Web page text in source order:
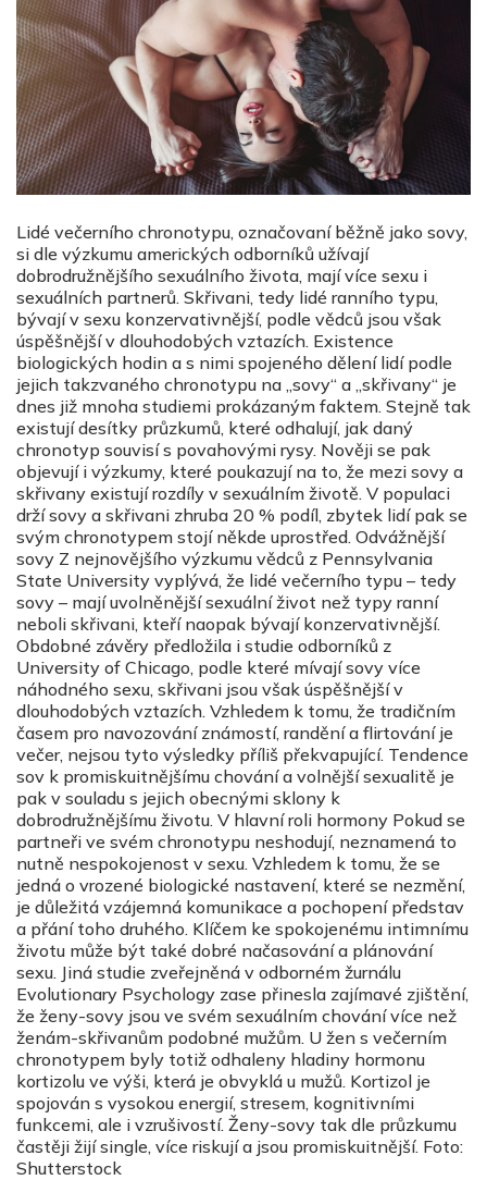
Lidé večerního chronotypu, označovaní běžně jako sovy,
si dle výzkumu amerických odborníků užívají
dobrodružnějšího sexuálního života, mají více sexu i
sexuálních partnerů. Skřivani, tedy lidé ranního typu,
bývají v sexu konzervativnější, podle vědců jsou však
úspěšnější v dlouhodobých vztazích. Existence
biologických hodin a s nimi spojeného dělení lidí podle
jejich takzvaného chronotypu na „sovy“ a „skřivany“ je
dnes již mnoha studiemi prokázaným faktem. Stejně tak
existují desítky průzkumů, které odhalují, jak daný
chronotyp souvisí s povahovými rysy. Nověji se pak
objevují i výzkumy, které poukazují na to, že mezi sovy a
skřivany existují rozdíly v sexuálním životě. V populaci
drží sovy a skřivani zhruba 20 % podíl, zbytek lidí pak se
svým chronotypem stojí někde uprostřed. Odvážnější
sovy Z nejnovějšího výzkumu vědců z Pennsylvania
State University vyplývá, že lidé večerního typu – tedy
sovy – mají uvolněnější sexuální život než typy ranní
neboli skřivani, kteří naopak bývají konzervativnější.
Obdobné závěry předložila i studie odborníků z
University of Chicago, podle které mívají sovy více
náhodného sexu, skřivani jsou však úspěšnější v
dlouhodobých vztazích. Vzhledem k tomu, že tradičním
časem pro navozování známostí, randění a flirtování je
večer, nejsou tyto výsledky příliš překvapující. Tendence
sov k promiskuitnějšímu chování a volnější sexualitě je
pak v souladu s jejich obecnými sklony k
dobrodružnějšímu životu. V hlavní roli hormony Pokud se
partneři ve svém chronotypu neshodují, neznamená to
nutně nespokojenost v sexu. Vzhledem k tomu, že se
jedná o vrozené biologické nastavení, které se nezmění,
je důležitá vzájemná komunikace a pochopení představ
a přání toho druhého. Klíčem ke spokojenému intimnímu
životu může být také dobré načasování a plánování
sexu. Jiná studie zveřejněná v odborném žurnálu
Evolutionary Psychology zase přinesla zajímavé zjištění,
že ženy-sovy jsou ve svém sexuálním chování více než
ženám-skřivanům podobné mužům. U žen s večerním
chronotypem byly totiž odhaleny hladiny hormonu
kortizolu ve výši, která je obvyklá u mužů. Kortizol je
spojován s vysokou energií, stresem, kognitivními
funkcemi, ale i vzrušivostí. Ženy-sovy tak dle průzkumu
častěji žijí single, více riskují a jsou promiskuitnější. Foto:
Shutterstock